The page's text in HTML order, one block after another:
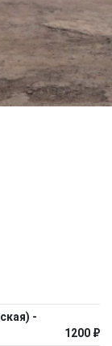
-
1200 ₽